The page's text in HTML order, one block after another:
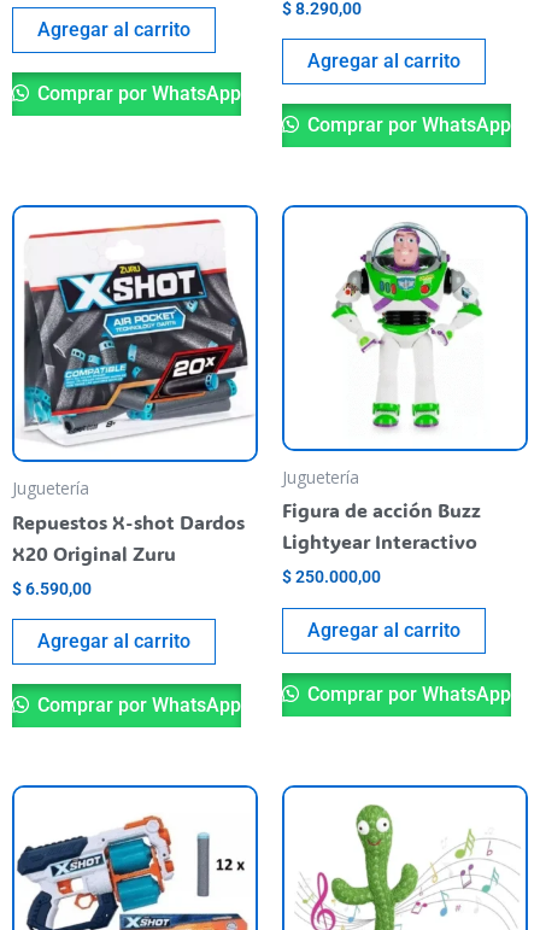
Agregar al carrito
Comprar por WhatsApp
$8.290,00
Agregar al carrito
Comprar por WhatsApp
Juguetería
Repuestos X-shot Dardos
X20 Original Zuru
$6.590,00
Agregar al carrito
Comprar por WhatsApp
Juguetería
Figura de acción Buzz
Lightyear Interactivo
$250.000,00
Agregar al carrito
Comprar por WhatsApp